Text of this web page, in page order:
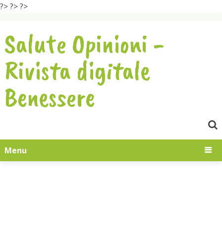
?>?>?>
Salute Opinioni -
Rivista digitale
Benessere
Menu